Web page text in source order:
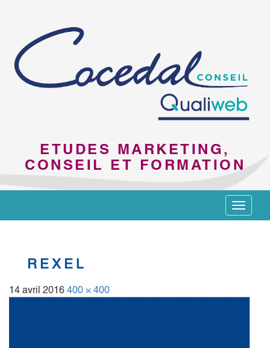
ETUDES MARKETING,
CONSEIL ET FORMATION
Toggle
REXEL
14 avril 2016 400 × 400